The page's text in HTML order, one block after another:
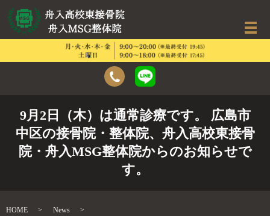
9月2日（木）は通常診療です。 広島市
中区の接骨院・整体院、舟入高校東接骨
院・舟入MSG整体院からのお知らせで
す。
HOME
News